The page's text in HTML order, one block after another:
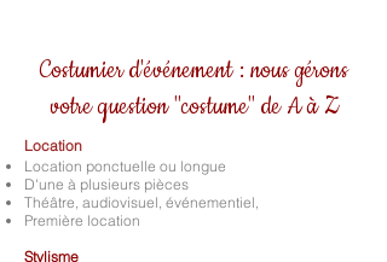
Costumier d'événement : nous gérons
votre question "costume" de A à Z
Location
Location ponctuelle ou longue
D'une à plusieurs pièces
Théâtre, audiovisuel, événementiel,
Première location
Stylisme